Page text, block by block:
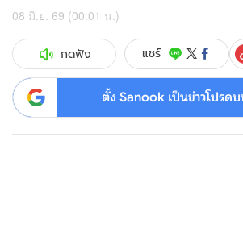
08 มิ.ย. 69 (00:01 น.)
กดฟัง แชร์
ตั้ง Sanook เป็นข่าวโปรด